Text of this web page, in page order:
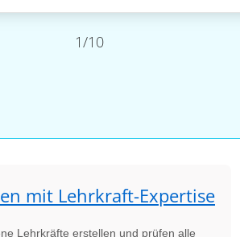
1/10
mit Lehrkraft-Expertise
Lehrkräfte erstellen und prüfen alle